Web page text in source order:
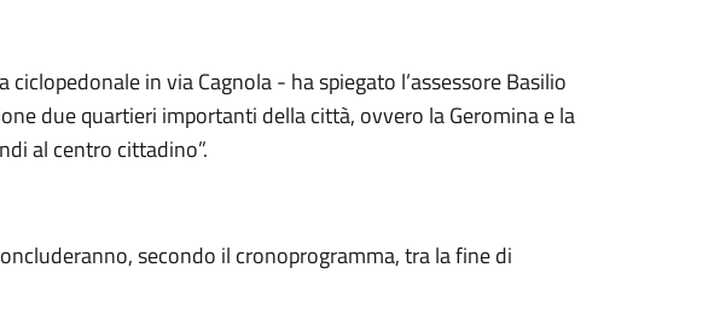
ciclopedonale in via Cagnola - ha spiegato l’assessore Basilio
due quartieri importanti della città, ovvero la Geromina e la
al centro cittadino”.
secondo il cronoprogramma, tra la fine di